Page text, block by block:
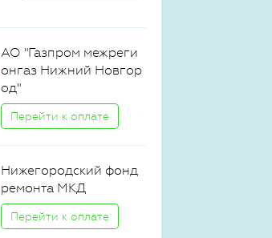
АО "Газпром межреги
онгаз Нижний Новгор
од"
Перейти к оплате
Нижегородский фонд
ремонта МКД
Перейти к оплате